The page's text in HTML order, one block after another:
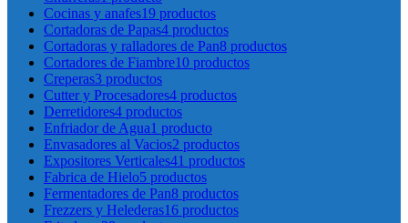
Cocinas y anafes19 productos
Cortadoras de Papas4 productos
Cortadoras y ralladores de Pan8 productos
Cortadores de Fiambre10 productos
Creperas3 productos
Cutter y Procesadores4 productos
Derretidores4 productos
Enfriador de Agua1 producto
Envasadores al Vacios2 productos
Expositores Verticales41 productos
Fabrica de Hielo5 productos
Fermentadores de Pan8 productos
Frezzers y Helederas16 productos